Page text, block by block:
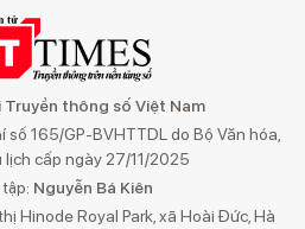
Truyền thông số Việt Nam
165/GP-BVHTTDL do Bộ Văn hóa,
lịch cấp ngày 27/11/2025
Nguyễn Bá Kiên
Hinode Royal Park, xã Hoài Đức, Hà